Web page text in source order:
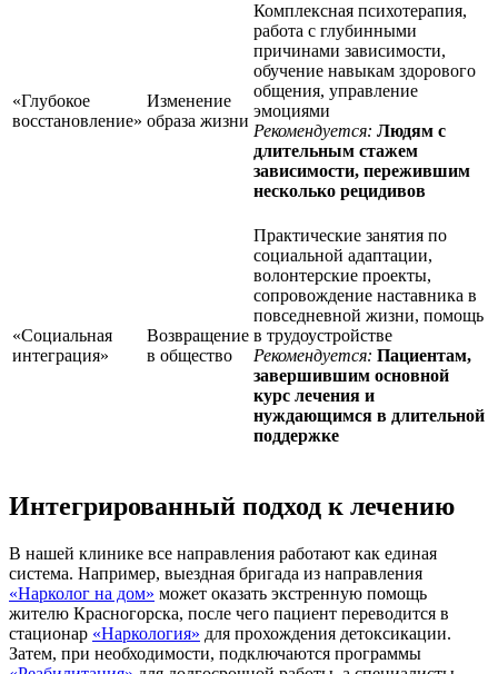
«Глубокое
восстановление»
Изменение
образа жизни
Комплексная психотерапия,
работа с глубинными
причинами зависимости,
обучение навыкам здорового
общения, управление
эмоциями
Рекомендуется: Людям с
длительным стажем
зависимости, пережившим
несколько рецидивов
«Социальная
интеграция»
Возвращение
в общество
Практические занятия по
социальной адаптации,
волонтерские проекты,
сопровождение наставника в
повседневной жизни, помощь
в трудоустройстве
Рекомендуется: Пациентам,
завершившим основной
курс лечения и
нуждающимся в длительной
поддержке
Интегрированный подход к лечению
В нашей клинике все направления работают как единая
система. Например, выездная бригада из направления
«Нарколог на дом» может оказать экстренную помощь
жителю Красногорска, после чего пациент переводится в
стационар «Наркология» для прохождения детоксикации.
Затем, при необходимости, подключаются программы